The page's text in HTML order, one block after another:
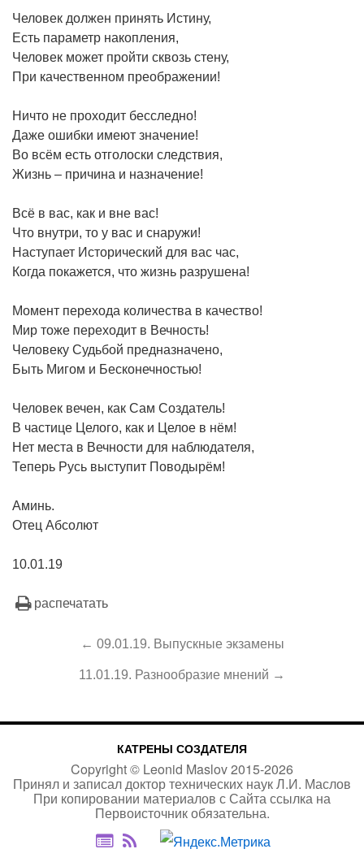
Человек должен принять Истину,
Есть параметр накопления,
Человек может пройти сквозь стену,
При качественном преображении!
Ничто не проходит бесследно!
Даже ошибки имеют значение!
Во всём есть отголоски следствия,
Жизнь – причина и назначение!
Всё в вас, как и вне вас!
Что внутри, то у вас и снаружи!
Наступает Исторический для вас час,
Когда покажется, что жизнь разрушена!
Момент перехода количества в качество!
Мир тоже переходит в Вечность!
Человеку Судьбой предназначено,
Быть Мигом и Бесконечностью!
Человек вечен, как Сам Создатель!
В частице Целого, как и Целое в нём!
Нет места в Вечности для наблюдателя,
Теперь Русь выступит Поводырём!
Аминь.
Отец Абсолют
10.01.19
распечатать
← 09.01.19. Выпускные экзамены
11.01.19. Разнообразие мнений →
КАТРЕНЫ СОЗДАТЕЛЯ
Copyright © Leonid Maslov2015-2026
Принял и записал доктор технических наук Л.И. Маслов
При копировании материалов с Сайтассылка на
Первоисточникобязательна.